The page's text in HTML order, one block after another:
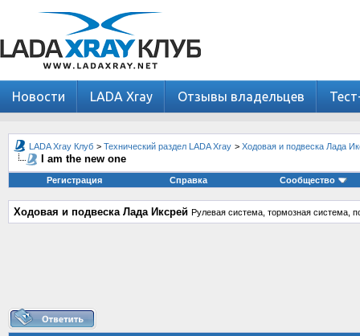
Новости LADA Xray Отзывы владельцев
LADA Xray Клуб > Технический раздел LADA Xray > Ходовая и подвеска Лада
I am the new one
Регистрация Справка Сообщество
Ходовая и подвеска Лада Иксрей Рулевая система, тормозная система,